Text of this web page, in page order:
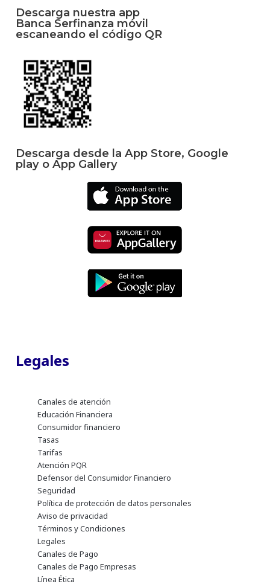
Descarga nuestra app
Banca Serfinanza móvil
escaneando el código QR
Descarga desde la App Store, Google
play o App Gallery
Legales
Canales de atención
Educación Financiera
Consumidor financiero
Tasas
Tarifas
Atención PQR
Defensor del Consumidor Financiero
Seguridad
Política de protección de datos personales
Aviso de privacidad
Términos y Condiciones
Legales
Canales de Pago
Canales de Pago Empresas
Línea Ética